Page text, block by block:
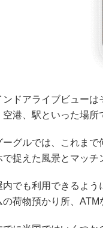
ドアライブビューは
空港、駅といった場所
グルでは、これまで
で捉えた風景とマッチ
でも利用できるよう
の荷物預かり所、ATM